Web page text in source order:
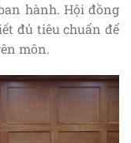
hành. Hội đồng
đủ tiêu chuẩn để
môn.